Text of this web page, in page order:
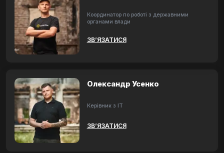
Координатор по роботі з державними
органами влади
ЗВ’ЯЗАТИСЯ
Олександр Усенко
Керівник з ІТ
ЗВ’ЯЗАТИСЯ